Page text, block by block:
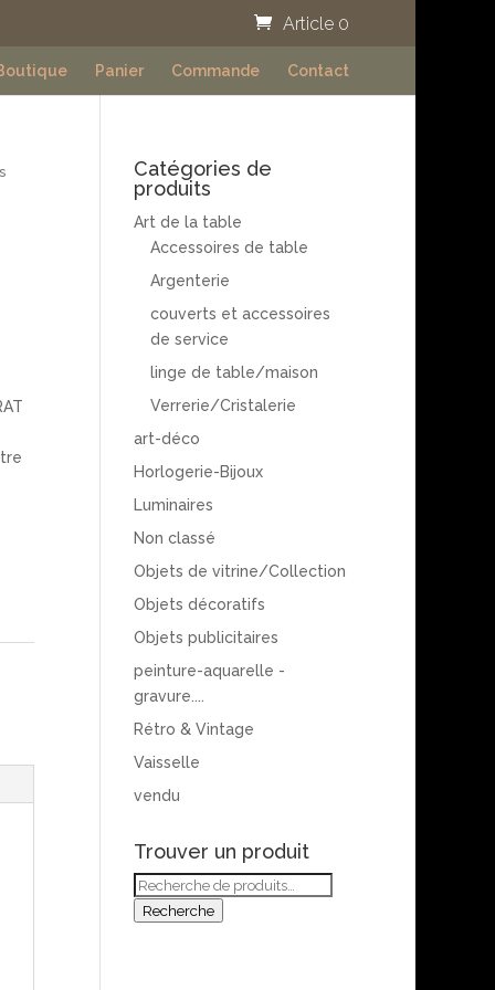
Article 0
Panier Commande Contact
Catégories de
produits
Art de la table
Accessoires de table
Argenterie
couverts et accessoires
de service
linge de table/maison
Verrerie/Cristalerie
art-déco
Horlogerie-Bijoux
Luminaires
Non classé
Objets de vitrine/Collection
Objets décoratifs
Objets publicitaires
peinture-aquarelle -
gravure....
Rétro & Vintage
Vaisselle
vendu
Trouver un produit
Recherche
pour :
Recherche